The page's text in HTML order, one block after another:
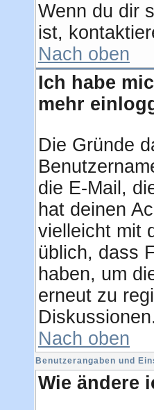
Wenn du dir
ist,
Nach oben
Ich habe
mehr
Die Gründe
die E-Mail,
hat deinen
vielleicht mit
üblich, dass
haben, um
erneut zu
Diskussionen.
Nach oben
Benutzerangaben und
Wie ändere